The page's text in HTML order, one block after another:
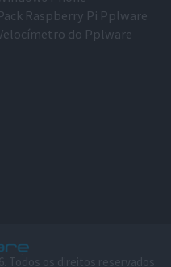
Raspberry Pi Pplware
do Pplware
Todos os direitos reservados.